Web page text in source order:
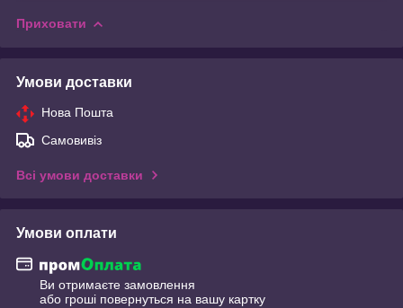
Приховати
Умови доставки
Нова Пошта
Самовивіз
Всі умови доставки
Умови оплати
Ви отримаєте замовлення
або гроші повернуться на вашу картку